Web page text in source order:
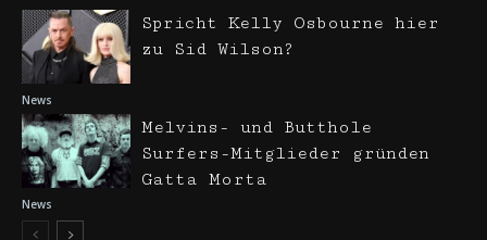
News
Spricht Kelly Osbourne hier
zu Sid Wilson?
News
Melvins- und Butthole
Surfers-Mitglieder gründen
Gatta Morta